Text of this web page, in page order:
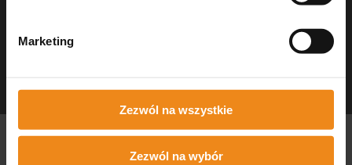
Marketing
Zezwól na wszystkie
Zezwól na wybór
czystość w gabinecie